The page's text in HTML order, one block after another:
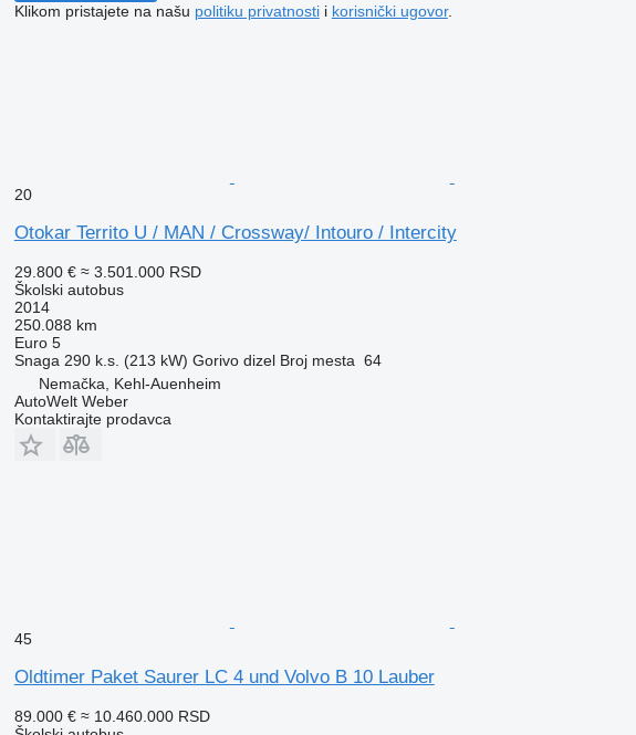
Klikom pristajete na našu politiku privatnostii korisnički ugovor.
20
Otokar Territo U / MAN / Crossway/ Intouro / Intercity
29.800 € ≈ 3.501.000 RSD
Školski autobus
2014
250.088 km
Euro 5
Snaga 290 k.s. (213 kW) Gorivo dizel Broj mesta 64
Nemačka, Kehl-Auenheim
AutoWelt Weber
Kontaktirajte prodavca
45
Oldtimer Paket Saurer LC 4 und Volvo B 10 Lauber
89.000 € ≈ 10.460.000 RSD